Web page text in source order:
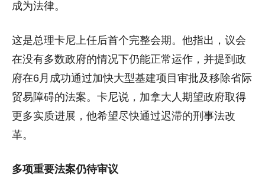
成为法律。
这是总理卡尼上任后首个完整会期。他指出，议会
在没有多数政府的情况下仍能正常运作，并提到政
府在6月成功通过加快大型基建项目审批及移除省际
贸易障碍的法案。卡尼说，加拿大人期望政府取得
更多实质进展，他希望尽快通过迟滞的刑事法改
革。
多项重要法案仍待审议